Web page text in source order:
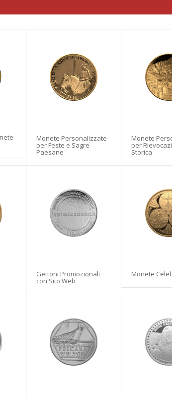
Monete Personalizzate
per Feste e Sagre
Paesane
Monete
per
Storica
Gettoni Promozionali
con Sito Web
Monete